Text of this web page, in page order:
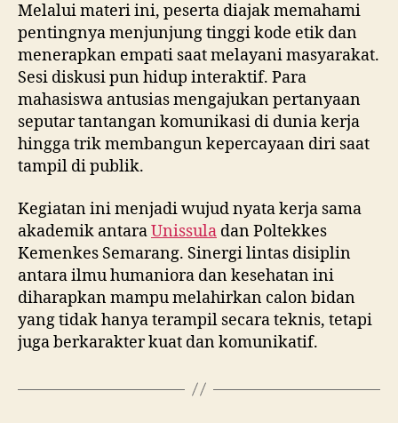
Melalui materi ini, peserta diajak memahami
pentingnya menjunjung tinggi kode etik dan
menerapkan empati saat melayani masyarakat.
Sesi diskusi pun hidup interaktif. Para
mahasiswa antusias mengajukan pertanyaan
seputar tantangan komunikasi di dunia kerja
hingga trik membangun kepercayaan diri saat
tampil di publik.
Kegiatan ini menjadi wujud nyata kerja sama
akademik antaraUnissula dan Poltekkes
Kemenkes Semarang. Sinergi lintas disiplin
antara ilmu humaniora dan kesehatan ini
diharapkan mampu melahirkan calon bidan
yang tidak hanya terampil secara teknis, tetapi
juga berkarakter kuat dan komunikatif.